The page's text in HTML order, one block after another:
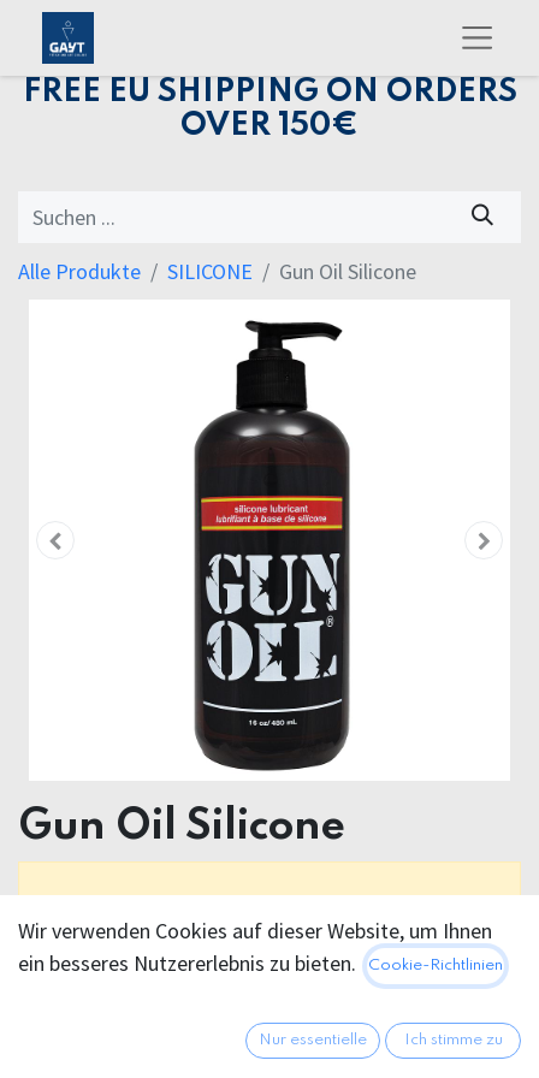
FREE EU SHIPPING ON ORDERS
OVER 150€
Alle Produkte SILICONE Gun Oil Silicone
Gun Oil Silicone
Dieses Produkt ist nicht länger verfügbar.
Wir verwenden Cookies auf dieser Website, um Ihnen
ein besseres Nutzererlebnis zu bieten.
Cookie-Richtlinien
Nur essentielle Ich stimme zu